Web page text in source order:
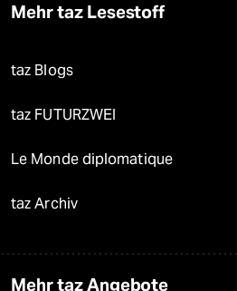
Mehr taz Lesestoff
taz Blogs
taz FUTURZWEI
Le Monde diplomatique
taz Archiv
Mehr taz Angebote